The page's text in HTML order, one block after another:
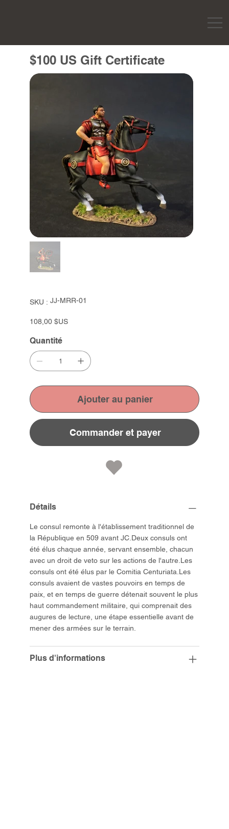
$100 US Gift Certificate
SKU :
SKU
JJ-
JJ-MRR-01
Prix
108,00 $US
Quantité
Ajouter au panier
Commander et payer
Détails
Le consul remonte à l'établissement traditionnel de
la République en 509 avant JC.Deux consuls ont
été élus chaque année, servant ensemble, chacun
avec un droit de veto sur les actions de l'autre.Les
consuls ont été élus par le Comitia Centuriata.Les
consuls avaient de vastes pouvoirs en temps de
paix, et en temps de guerre détenait souvent le plus
haut commandement militaire, qui comprenait des
augures de lecture, une étape essentielle avant de
mener des armées sur le terrain.
Plus d'informations